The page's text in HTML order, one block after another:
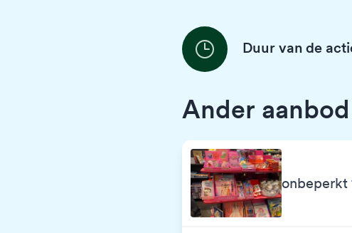
Duur van de
Ander
onbeperkt